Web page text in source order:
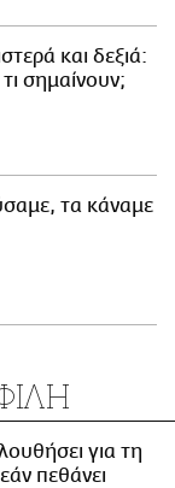
και δεξιά:
σημαίνουν;
τα κάναμε
για τη
πεθάνει